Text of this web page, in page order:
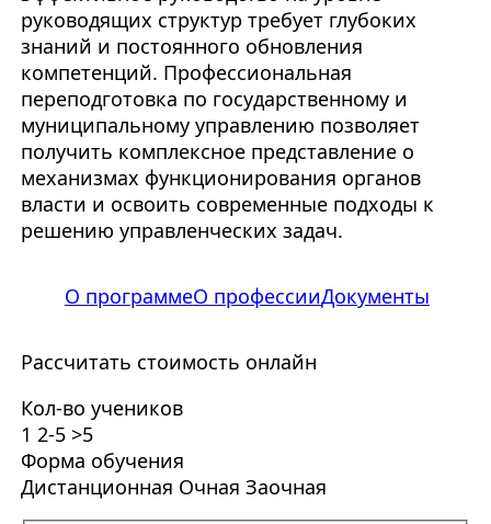
руководящих структур требует глубоких
знаний и постоянного обновления
компетенций. Профессиональная
переподготовка по государственному и
муниципальному управлению позволяет
получить комплексное представление о
механизмах функционирования органов
власти и освоить современные подходы к
решению управленческих задач.
О программеО профессииДокументы
Рассчитать стоимость онлайн
Кол-во учеников
1 2-5 >5
Форма обучения
Дистанционная Очная Заочная